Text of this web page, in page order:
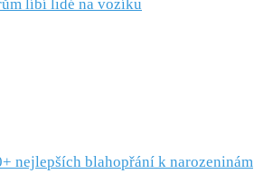
líbí lidé na vozíku
nejlepších blahopřání k narozeninám